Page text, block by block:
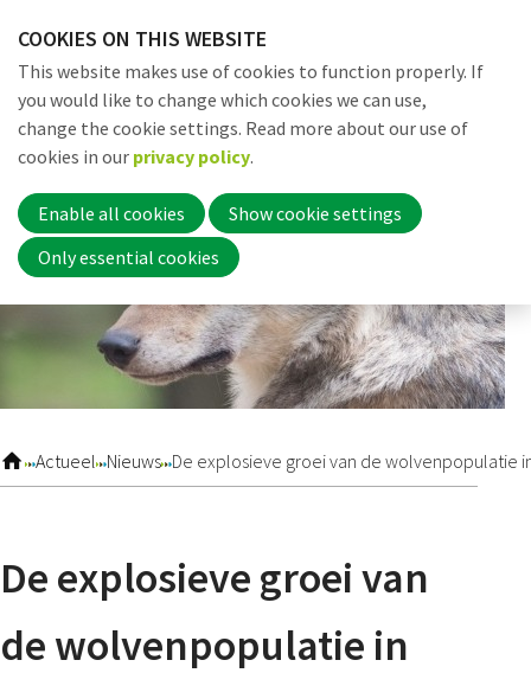
links
Jump
to
navigation
to
main
content
Actueel Nieuws De explosieve groei van de wolvenpopulatie
De explosieve groei van
de wolvenpopulatie in
Home
Nieuwsbrief
COOKIES ON THIS WEBSITE
This website makes use of cookies to function properly. If
you would like to change which cookies we can use,
change the cookie settings. Read more about our use of
cookies in our privacy policy.
Enable all cookies
Show cookie settings
Only essential cookies